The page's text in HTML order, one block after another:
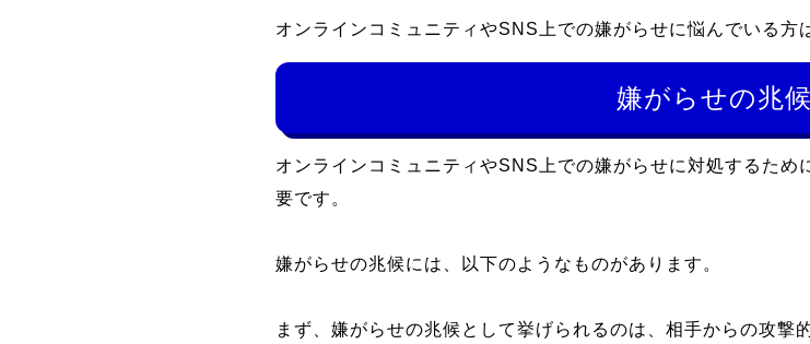
オンラインコミュニティやSNS上での嫌がらせに悩んでいる方
嫌がらせの兆
オンラインコミュニティやSNS上での嫌がらせに対処するた
要です。
嫌がらせの兆候には、以下のようなものがあります。
まず、嫌がらせの兆候として挙げられるのは、相手からの攻撃